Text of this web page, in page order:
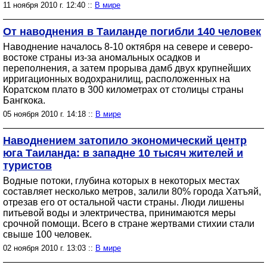
11 ноября 2010 г. 12:40 :: В мире
От наводнения в Таиланде погибли 140 человек
Наводнение началось 8-10 октября на севере и северо-
востоке страны из-за аномальных осадков и
переполнения, а затем прорыва дамб двух крупнейших
ирригационных водохранилищ, расположенных на
Коратском плато в 300 километрах от столицы страны
Бангкока.
05 ноября 2010 г. 14:18 :: В мире
Наводнением затопило экономический центр
юга Таиланда: в западне 10 тысяч жителей и
туристов
Водные потоки, глубина которых в некоторых местах
составляет несколько метров, залили 80% города Хатъяй,
отрезав его от остальной части страны. Люди лишены
питьевой воды и электричества, принимаются меры
срочной помощи. Всего в стране жертвами стихии стали
свыше 100 человек.
02 ноября 2010 г. 13:03 :: В мире